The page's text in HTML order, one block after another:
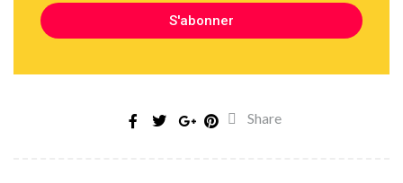
S'abonner
Share